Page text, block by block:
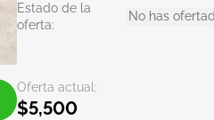
Estado de la
oferta:
No has
Oferta actual:
$5,500